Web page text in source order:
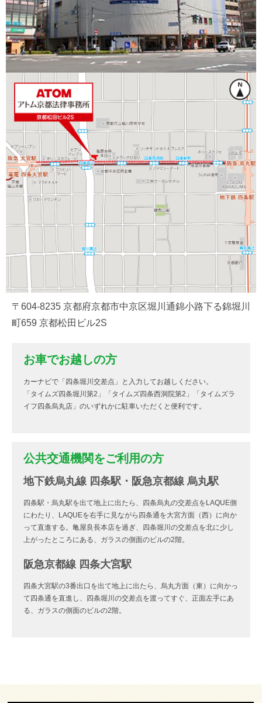
〒604-8235 京都府京都市中京区堀川通錦小路下る錦堀川
町659 京都松田ビル2S
お車でお越しの方
カーナビで「四条堀川交差点」と入力してお越しください。
「タイムズ四条堀川第2」「タイムズ四条西洞院第2」「タイムズラ
イフ四条烏丸店」のいずれかに駐車いただくと便利です。
公共交通機関をご利用の方
地下鉄烏丸線 四条駅・阪急京都線 烏丸駅
四条駅・烏丸駅を出て地上に出たら、四条烏丸の交差点をLAQUE側
にわたり、LAQUEを右手に見ながら四条通を大宮方面（西）に向か
って直進する。亀屋良長本店を過ぎ、四条堀川の交差点を北に少し
上がったところにある、ガラスの側面のビルの2階。
阪急京都線 四条大宮駅
四条大宮駅の3番出口を出て地上に出たら、烏丸方面（東）に向かっ
て四条通を直進し、四条堀川の交差点を渡ってすぐ、正面左手にあ
る、ガラスの側面のビルの2階。